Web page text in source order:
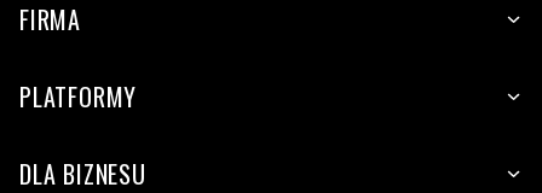
FIRMA
PLATFORMY
DLA BIZNESU